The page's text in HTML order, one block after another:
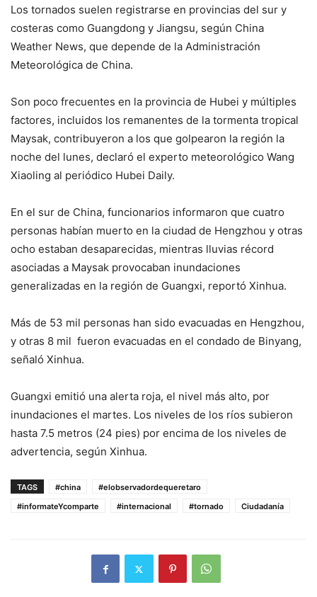
Los tornados suelen registrarse en provincias del sur y
costeras como Guangdong y Jiangsu, según China
Weather News, que depende de la Administración
Meteorológica de China.
Son poco frecuentes en la provincia de Hubei y múltiples
factores, incluidos los remanentes de la tormenta tropical
Maysak, contribuyeron a los que golpearon la región la
noche del lunes, declaró el experto meteorológico Wang
Xiaoling al periódico Hubei Daily.
En el sur de China, funcionarios informaron que cuatro
personas habían muerto en la ciudad de Hengzhou y otras
ocho estaban desaparecidas, mientras lluvias récord
asociadas a Maysak provocaban inundaciones
generalizadas en la región de Guangxi, reportó Xinhua.
Más de 53 mil personas han sido evacuadas en Hengzhou,
y otras 8 mil fueron evacuadas en el condado de Binyang,
señaló Xinhua.
Guangxi emitió una alerta roja, el nivel más alto, por
inundaciones el martes. Los niveles de los ríos subieron
hasta 7.5 metros (24 pies) por encima de los niveles de
advertencia, según Xinhua.
TAGS #china
#elobservadordequeretaro
#informateYcomparte
#internacional #tornado Ciudadanía